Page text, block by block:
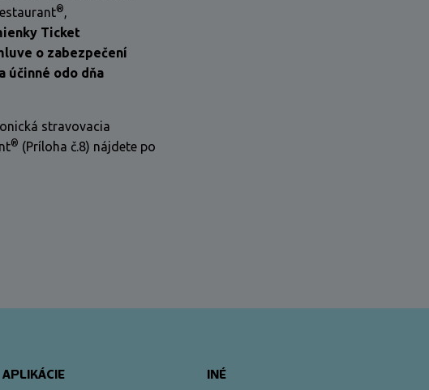
®,
Ticket
o zabezpečení
účinné odo dňa
stravovacia
® (Príloha č.8) nájdete po
APLIKÁCIE INÉ